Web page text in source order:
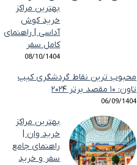
بهترین مراکز
خرید کوش
آداسی | راهنمای
کامل سفر
08/10/1404
محبوب ترین نقاط گردشگری کیپ
تاون: ۱۰ مقصد برتر ۲۰۲۴
06/09/1404
بهترین مراکز
خرید وان |
راهنمای جامع
سفر و خرید